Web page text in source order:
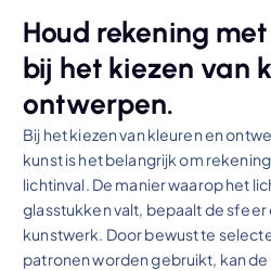
Houd rekening
bij het kiezen van
ontwerpen.
Bij het kiezen van kleuren en
kunst is het belangrijk om
lichtinval. De manier waarop het
glasstukken valt, bepaalt de sfeer
kunstwerk. Door bewust te
patronen worden gebruikt, kan